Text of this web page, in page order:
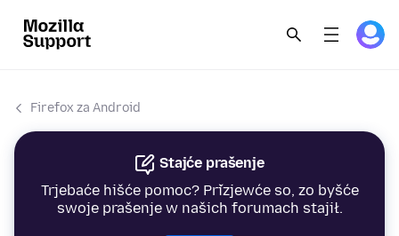
Firefox za Android
Stajće prašenje
Trjebaće hišće pomoc? Přizjewće so, zo byšće
swoje prašenje w našich forumach stajił.